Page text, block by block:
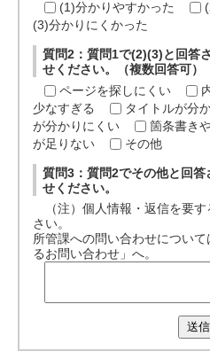
(1)分かりやすかった
(3)分かりにくかった
質問2：質問1で(2)(3)と回答
せください。（複数回答可）
ページを探しにくい
少なすぎる
タイトルが分
が分かりにくい
箇条書き
が足りない
その他
質問3：質問2でその他と回
せください。
（注）個人情報・返信を要す
さい。
所管課への問い合わせについ
るお問い合わせ」へ。
送信